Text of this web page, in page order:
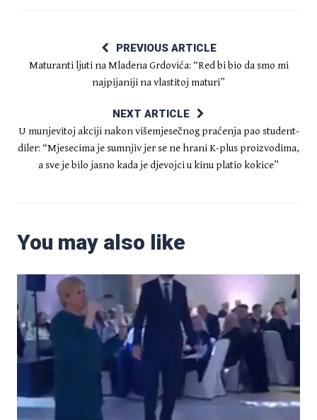
PREVIOUS ARTICLE
Maturanti ljuti na Mladena Grdovića: “Red bi bio da smo mi
najpijaniji na vlastitoj maturi”
NEXT ARTICLE
U munjevitoj akciji nakon višemjesečnog praćenja pao student-
diler: “Mjesecima je sumnjiv jer se ne hrani K-plus proizvodima,
a sve je bilo jasno kada je djevojci u kinu platio kokice”
You may also like